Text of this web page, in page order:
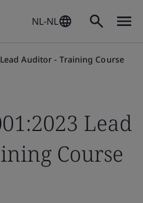
NL-NL
Auditor - Training Course
Lead
Course